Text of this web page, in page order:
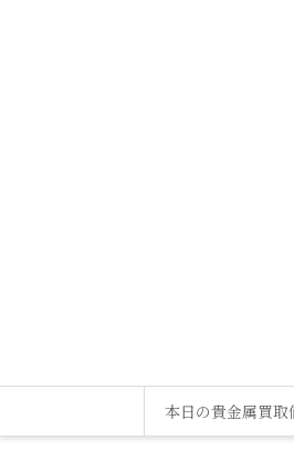
本日の貴金属買取